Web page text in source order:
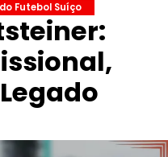
Futebol Suíço